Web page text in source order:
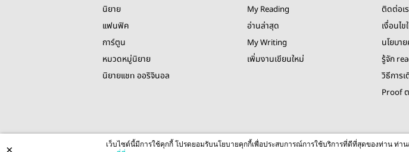
นิยาย
แฟนฟิค
การ์ตูน
หมวดหมู่นิยาย
นิยายแชท ออริจินอล
My Reading
อ่านล่าสุด
My Writing
เพิ่มงานเขียนใหม่
ติดต่อเ
เงื่อนไ
นโยบา
รู้จัก
วิธีการ
Proof
© 2026 readAwrite.com by MEB
This site is protected by reCAPTCHA and the Google
เว็บไซต์นี้มีการใช้คุกกี้ โปรดยอมรับนโยบายคุกกี้เพื่อประสบการณ์การใช้บริการที่ดีที่สุดของท่าน ท่